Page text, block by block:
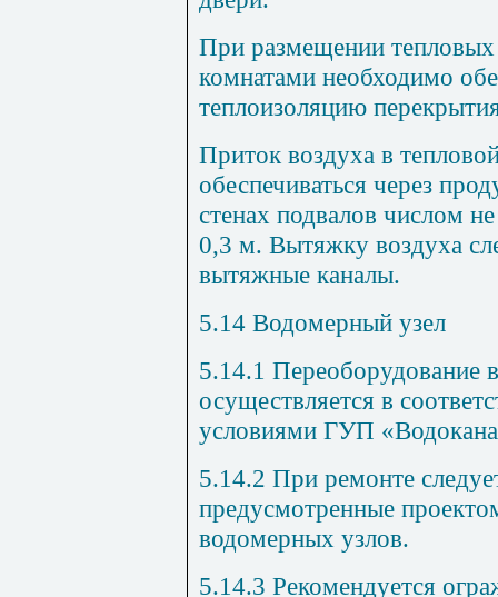
При размещении
комнатами необходимо
теплоизоляцию
Приток воздуха в
обеспечиваться через
стенах подвалов числом
0,3 м. Вытяжку воздуха
вытяжные каналы.
5.14 Водомерный узел
5.14.1 Переоборудование
осуществляется в
условиями ГУП
5.14.2 При ремонте
предусмотренные
водомерных узлов.
5.14.3 Рекомендуется